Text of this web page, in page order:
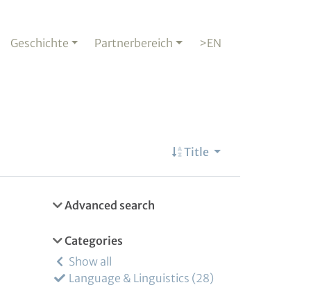
Geschichte Partnerbereich >EN
Title
Advanced search
Categories
Show all
Language & Linguistics 28